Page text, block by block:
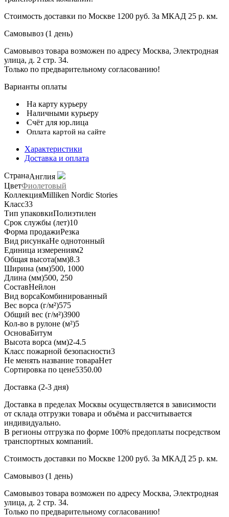
Стоимость доставки по Москве 1200 руб. За МКАД 25 р. км.
Самовывоз (1 день)
Самовывоз товара возможен по адресу Москва, Электродная
улица, д. 2 стр. 34.
Только по предварительному согласованию!
Варианты оплаты
На карту курьеру
Наличными курьеру
Счёт для юр.лица
Оплата картой на сайте
Характеристики
Доставка и оплата
СтранаАнглия
ЦветФиолетовый
КоллекцияMilliken Nordic Stories
Класс33
Тип упаковкиПолиэтилен
Срок службы (лет)10
Форма продажиРезка
Вид рисункаНе однотонный
Единица измерениям2
Общая высота(мм)8.3
Ширина (мм)500, 1000
Длина (мм)500, 250
СоставНейлон
Вид ворсаКомбинированный
Вес ворса (г/м²)575
Общий вес (г/м²)3900
Кол-во в рулоне (м²)5
ОсноваБитум
Высота ворса (мм)2-4.5
Класс пожарной безопасности3
Не менять название товараНет
Сортировка по цене5350.00
Доставка (2-3 дня)
Доставка в пределах Москвы осуществляется в зависимости
от склада отгрузки товара и объёма и рассчитывается
индивидуально.
В регионы отгрузка по форме 100% предоплаты посредством
транспортных компаний.
Стоимость доставки по Москве 1200 руб. За МКАД 25 р. км.
Самовывоз (1 день)
Самовывоз товара возможен по адресу Москва, Электродная
улица, д. 2 стр. 34.
Только по предварительному согласованию!